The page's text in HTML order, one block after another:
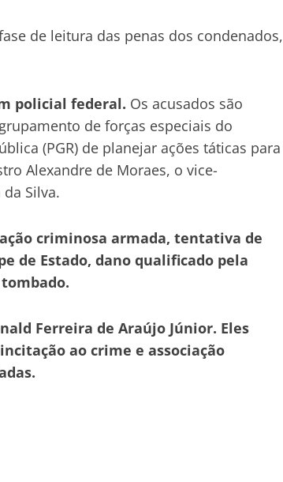
de leitura das penas dos condenados,
policial federal. Os acusados são
de forças especiais do
(PGR) de planejar ações táticas para
Alexandre de Moraes, o vice-
Silva.
criminosa armada, tentativa de
de Estado, dano qualificado pela
Ferreira de Araújo Júnior. Eles
ao crime e associação